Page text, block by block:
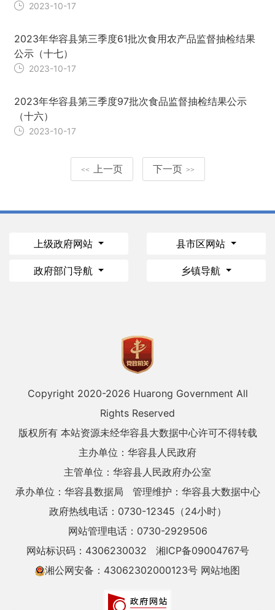
2023-10-17
2023年华容县第三季度61批次食用农产品监督抽检结果
公示（十七）
2023-10-17
2023年华容县第三季度97批次食品监督抽检结果公示
（十六）
2023-10-17
<< 上一页 下一页 >>
上级政府网站 县市区网站
政府部门导航 乡镇导航
Copyright 2020-2026 Huarong Government All
Rights Reserved
版权所有 本站资源未经华容县大数据中心许可不得转载
主办单位：华容县人民政府
主管单位：华容县人民政府办公室
承办单位：华容县数据局
管理维护：华容县大数据中心
政府热线电话：0730-12345（24小时）
网站管理电话：0730-2929506
网站标识码：4306230032
湘ICP备09004767号
湘公网安备：43062302000123号 网站地图